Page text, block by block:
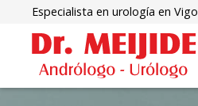
Especialista en urología en Vigo